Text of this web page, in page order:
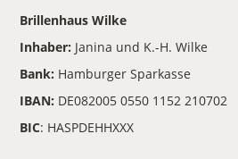
Brillenhaus Wilke
Inhaber: Janina und K.-H. Wilke
Bank: Hamburger Sparkasse
IBAN: DE082005 0550 1152 210702
BIC: HASPDEHHXXX